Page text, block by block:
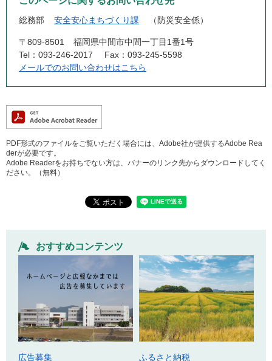
総務部 安全安心まちづくり課 防災安全係
〒809-8501
福岡県中間市中間一丁目1番1号
Tel：093-246-2017
Fax：093-245-5598
メールでのお問い合わせはこちら
PDF形式のファイルをご覧いただく場合には、Adobe社が提供するAdobe Rea
derが必要です。
Adobe Readerをお持ちでない方は、バナーのリンク先からダウンロードしてく
ださい。（無料）
おすすめコンテンツ
広告募集 ふるさと納税